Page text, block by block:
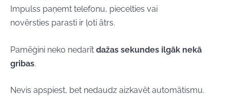
Impulss paņemt telefonu, piecelties vai
novērsties parasti ir ļoti ātrs.
Pamēģini neko nedarīt dažas sekundes ilgāk nekā
gribas.
Nevis apspiest, bet nedaudz aizkavēt automātismu.